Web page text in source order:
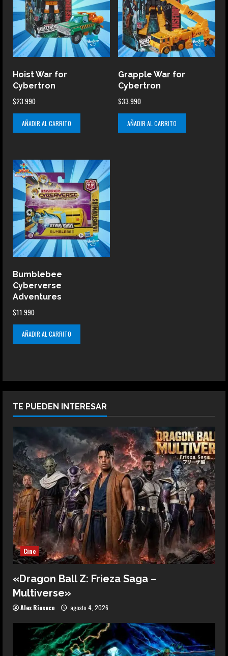
Hoist War for
Cybertron
$23.990
AÑADIR AL CARRITO
Grapple War for
Cybertron
$33.990
AÑADIR AL CARRITO
Bumblebee
Cyberverse
Adventures
$11.990
AÑADIR AL CARRITO
TE PUEDEN INTERESAR
Cine
«Dragon Ball Z: Frieza Saga –
Multiverse»
Alex Rioseco agosto 4, 2026